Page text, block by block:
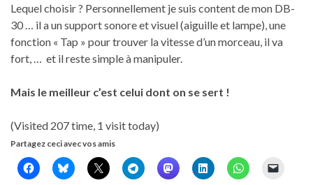
Lequel choisir ? Personnellement je suis content de mon DB-
30 … il a un support sonore et visuel (aiguille et lampe), une
fonction « Tap » pour trouver la vitesse d’un morceau, il va
fort, … et il reste simple à manipuler.
Mais le meilleur c’est celui dont on se sert !
(Visited 207 time, 1 visit today)
Partagez ceci avec vos amis